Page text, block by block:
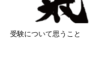
受験について思うこと